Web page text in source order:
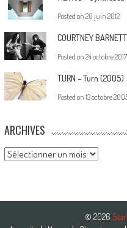
Posted on 20 juin 2012
COURTNEY
Posted on 24 octobre 2017
TURN – Turn (2005)
Posted on 13 octobre
ARCHIVES
Archives
© 2026